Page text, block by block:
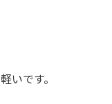
いです。